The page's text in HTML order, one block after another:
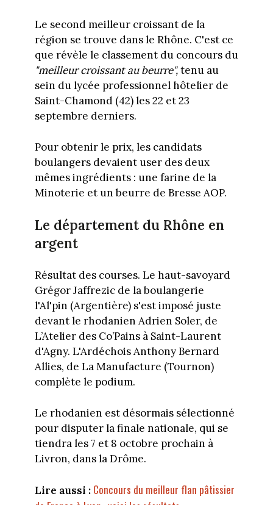
Le second meilleur croissant de la
région se trouve dans le Rhône. C'est ce
que révèle le classement du concours du
"meilleur croissant au beurre",tenu au
sein du lycée professionnel hôtelier de
Saint-Chamond (42) les 22 et 23
septembre derniers.
Pour obtenir le prix, les candidats
boulangers devaient user des deux
mêmes ingrédients : une farine de la
Minoterie et un beurre de Bresse AOP.
Le département du Rhône en
argent
Résultat des courses. Le haut-savoyard
Grégor Jaffrezic de la boulangerie
l'Al'pin (Argentière) s'est imposé juste
devant le rhodanien Adrien Soler, de
L’Atelier des Co’Pains à Saint-Laurent
d'Agny. L'Ardéchois Anthony Bernard
Allies, de La Manufacture (Tournon)
complète le podium.
Le rhodanien est désormais sélectionné
pour disputer la finale nationale, qui se
tiendra les 7 et 8 octobre prochain à
Livron, dans la Drôme.
Lire aussi : Concours du meilleur flan pâtissier